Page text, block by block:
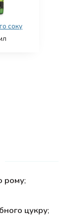
соку
рому;
цукру;